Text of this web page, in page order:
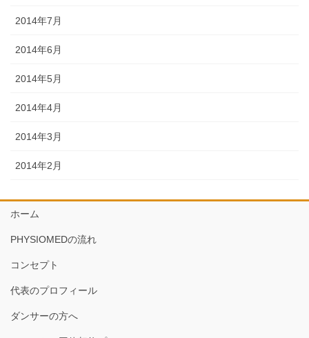
2014年7月
2014年6月
2014年5月
2014年4月
2014年3月
2014年2月
ホーム
PHYSIOMEDの流れ
コンセプト
代表のプロフィール
ダンサーの方へ